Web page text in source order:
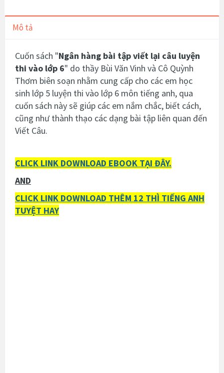
Mô tả
Cuốn sách "Ngân hàng bài tập viết lại câu luyện
thi vào lớp 6" do thầy Bùi Văn Vinh và Cô Quỳnh
Thơm biên soạn nhằm cung cấp cho các em học
sinh lớp 5 luyện thi vào lớp 6 môn tiếng anh, qua
cuốn sách này sẽ giúp các em nắm chắc, biết cách,
cũng như thành thạo các dạng bài tập liên quan đến
Viết Câu.
CLICK LINK DOWNLOAD EBOOK TẠI ĐÂY.
AND
CLICK LINK DOWNLOAD THÊM 12 THÌ TIẾNG ANH
TUYỆT HAY